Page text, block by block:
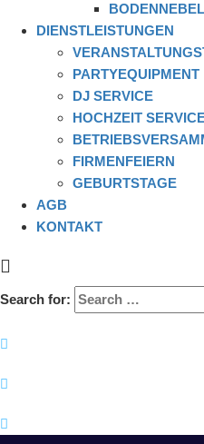
DIENSTLEISTUNGEN
PARTYEQUIPMENT
DJ SERVICE
HOCHZEIT
FIRMENFEIERN
GEBURTSTAGE
AGB
KONTAKT
Search for: